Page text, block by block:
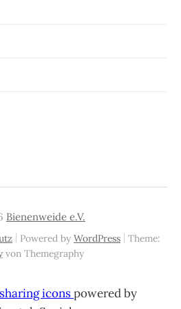
Bienenweide e.V.
| Powered by WordPress | Theme:
von Themegraphy
iconspowered by